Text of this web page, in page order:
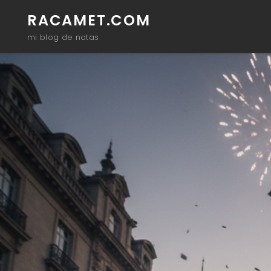
RACAMET.COM
mi blog de notas